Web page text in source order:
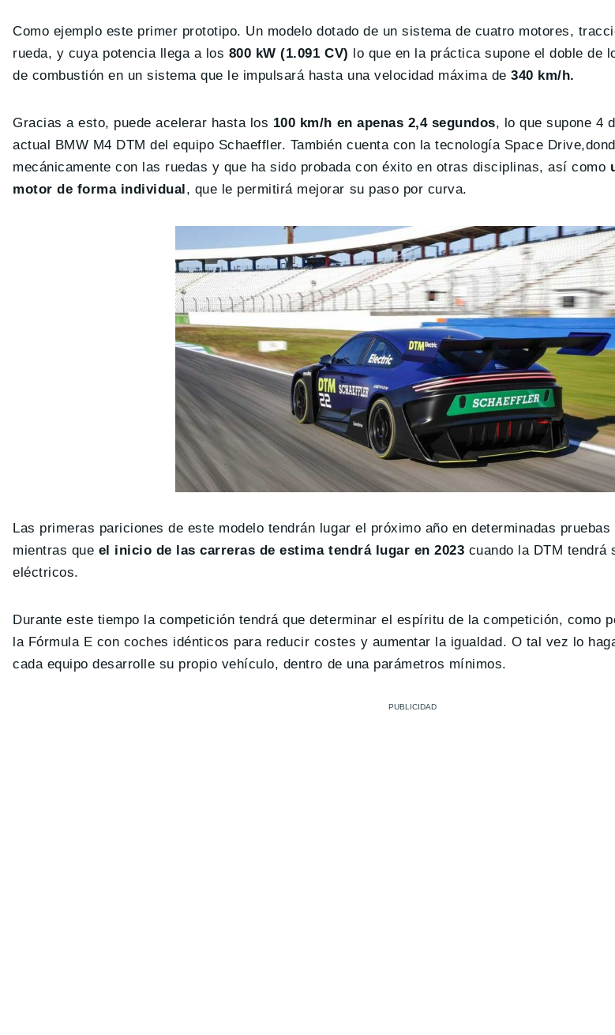
Como ejemplo este primer prototipo. Un modelo dotado de un sistema de cuatro motores,
rueda, y cuya potencia llega a los 800 kW (1.091 CV) lo que en la práctica supone el doble de
de combustión en un sistema que le impulsará hasta una velocidad máxima de 340 km/h.
Gracias a esto, puede acelerar hasta los 100 km/h en apenas 2,4 segundos, lo que supone 4
actual BMW M4 DTM del equipo Schaeffler. También cuenta con la tecnología Space
mecánicamente con las ruedas y que ha sido probada con éxito en otras disciplinas, así como
motor de forma individual, que le permitirá mejorar su paso por curva.
Las primeras pariciones de este modelo tendrán lugar el próximo año en determinadas
mientras que el inicio de las carreras de estima tendrá lugar en 2023 cuando la DTM tendrá
eléctricos.
Durante este tiempo la competición tendrá que determinar el espíritu de la competición, como
la Fórmula E con coches idénticos para reducir costes y aumentar la igualdad. O tal vez lo
cada equipo desarrolle su propio vehículo, dentro de una parámetros mínimos.